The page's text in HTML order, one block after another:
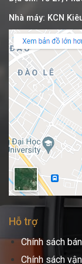
Nhà máy: KCN
Hỗ trợ
Chính sách
Chính sách